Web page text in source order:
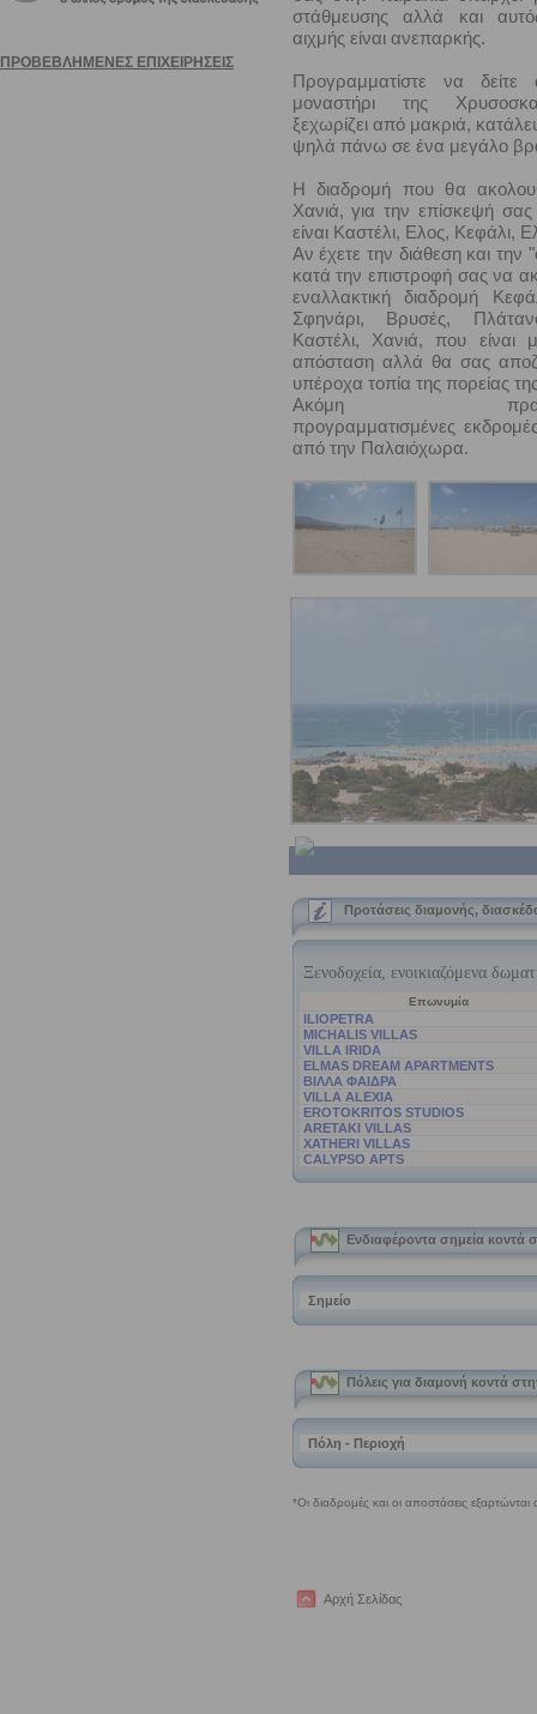
στάθμευσης αλλά και
αιχμής είναι ανεπαρκής.
Προγραμματίστε να
μοναστήρι της
ξεχωρίζει από μακριά,
ψηλά πάνω σε ένα μεγάλο
Η διαδρομή που θα
Χανιά, για την επίσκεψή
είναι Καστέλι, Ελος, Κεφάλι,
Αν έχετε την διάθεση και την
κατά την επιστροφή σας να
εναλλακτική διαδρομή
Σφηνάρι, Βρυσές,
Καστέλι, Χανιά, που είναι
απόσταση αλλά θα σας
υπέροχα τοπία της πορείας
Ακόμη
προγραμματισμένες
από την Παλαιόχωρα.
Προτάσεις διαμονής,
Αρχή Σελίδας